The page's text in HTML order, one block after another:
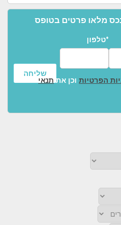
מלאו פרטים בטופס
טלפון*
הפרטיות וכן את תנאי